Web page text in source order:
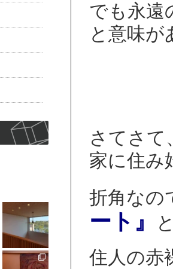
でも永遠
と意味が
さてさて
家に住み
折角なの
ート』
住人の赤